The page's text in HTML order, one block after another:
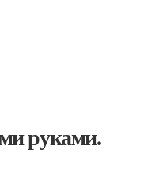
руками.